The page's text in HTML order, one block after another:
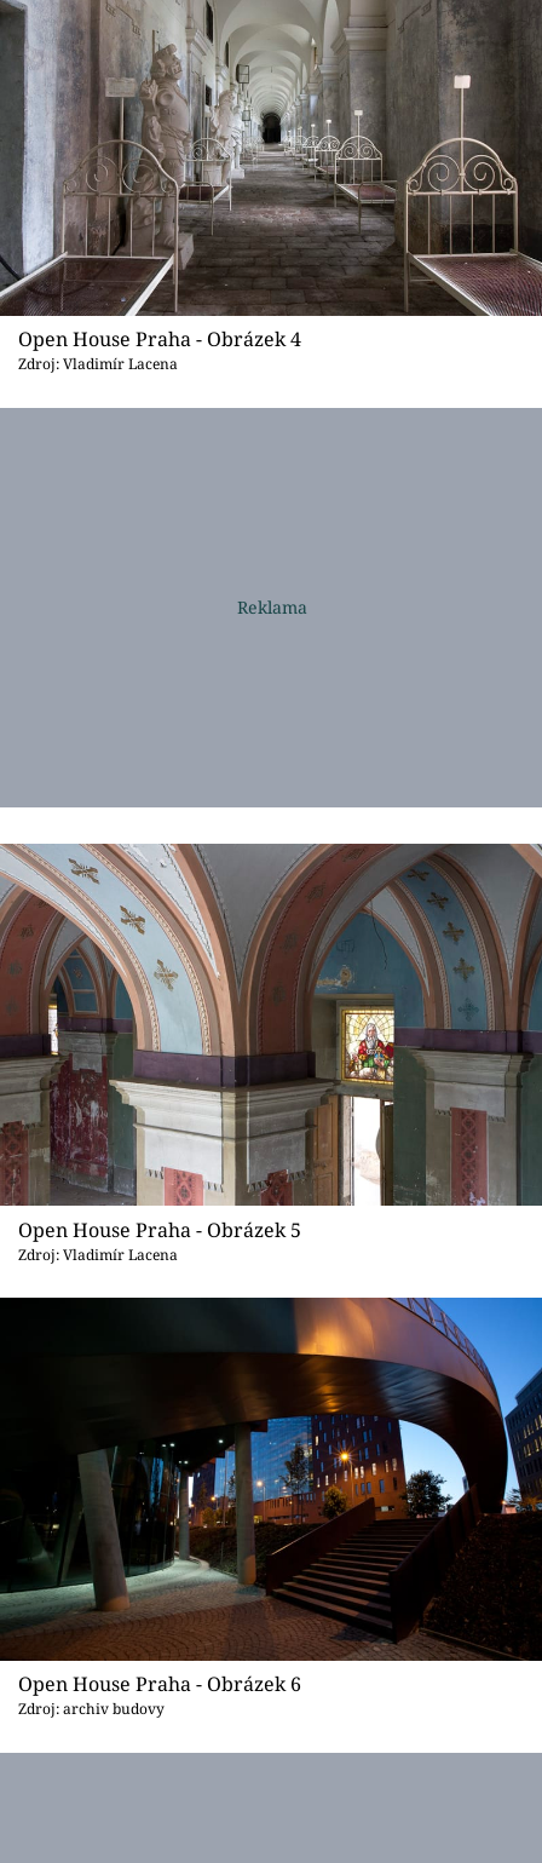
Open House Praha - Obrázek 4
Zdroj: Vladimír Lacena
Open House Praha - Obrázek 5
Zdroj: Vladimír Lacena
Open House Praha - Obrázek 6
Zdroj: archiv budovy